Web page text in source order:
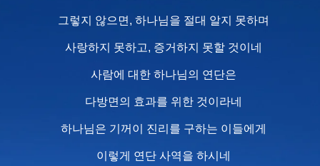
그렇지 않으면, 하나님을 절대 알지 못하며
사랑하지 못하고, 증거하지 못할 것이네
사람에 대한 하나님의 연단은
다방면의 효과를 위한 것이라네
하나님은 기꺼이 진리를 구하는 이들에게
이렇게 연단 사역을 하시네